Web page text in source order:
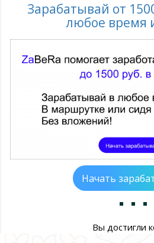
Зарабатывай от
любое время
Начать
Вы достигли